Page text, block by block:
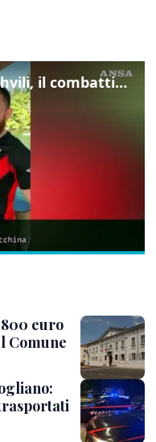
Zuckerberg contro Dvalishvili, il combattimento in mezzo a un lago
euro
Comune